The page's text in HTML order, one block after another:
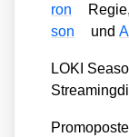
ron
son
und
LOKI